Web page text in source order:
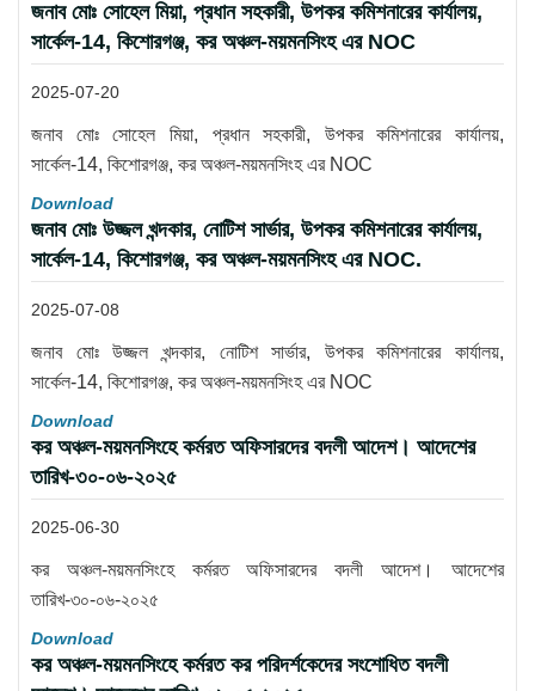
জনাব মোঃ সোহেল মিয়া, প্রধান সহকারী, উপকর কমিশনারের কার্যালয়,
সার্কেল-14, কিশোরগঞ্জ, কর অঞ্চল-ময়মনসিংহ এর NOC
2025-07-20
জনাব মোঃ সোহেল মিয়া, প্রধান সহকারী, উপকর কমিশনারের কার্যালয়,
সার্কেল-14, কিশোরগঞ্জ, কর অঞ্চল-ময়মনসিংহ এর NOC
Download
জনাব মোঃ উজ্জল খন্দকার, নোটিশ সার্ভার, উপকর কমিশনারের কার্যালয়,
সার্কেল-14, কিশোরগঞ্জ, কর অঞ্চল-ময়মনসিংহ এর NOC.
2025-07-08
জনাব মোঃ উজ্জল খন্দকার, নোটিশ সার্ভার, উপকর কমিশনারের কার্যালয়,
সার্কেল-14, কিশোরগঞ্জ, কর অঞ্চল-ময়মনসিংহ এর NOC
Download
কর অঞ্চল-ময়মনসিংহে কর্মরত অফিসারদের বদলী আদেশ। আদেশের
তারিখ-৩০-০৬-২০২৫
2025-06-30
কর অঞ্চল-ময়মনসিংহে কর্মরত অফিসারদের বদলী আদেশ। আদেশের
তারিখ-৩০-০৬-২০২৫
Download
কর অঞ্চল-ময়মনসিংহে কর্মরত কর পরিদর্শকেদের সংশোধিত বদলী